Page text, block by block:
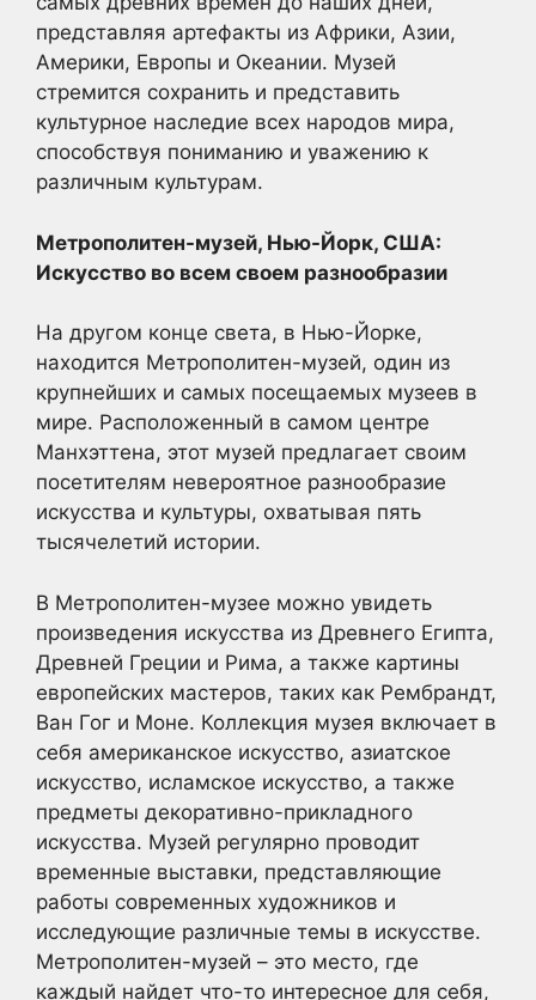
представляя артефакты из Африки, Азии,
Америки, Европы и Океании. Музей
стремится сохранить и представить
культурное наследие всех народов мира,
способствуя пониманию и уважению к
различным культурам.
Метрополитен-музей, Нью-Йорк, США:
Искусство во всем своем разнообразии
На другом конце света, в Нью-Йорке,
находится Метрополитен-музей, один из
крупнейших и самых посещаемых музеев в
мире. Расположенный в самом центре
Манхэттена, этот музей предлагает своим
посетителям невероятное разнообразие
искусства и культуры, охватывая пять
тысячелетий истории.
В Метрополитен-музее можно увидеть
произведения искусства из Древнего Египта,
Древней Греции и Рима, а также картины
европейских мастеров, таких как Рембрандт,
Ван Гог и Моне. Коллекция музея включает в
себя американское искусство, азиатское
искусство, исламское искусство, а также
предметы декоративно-прикладного
искусства. Музей регулярно проводит
временные выставки, представляющие
работы современных художников и
исследующие различные темы в искусстве.
Метрополитен-музей – это место, где
каждый найдет что-то интересное для себя,